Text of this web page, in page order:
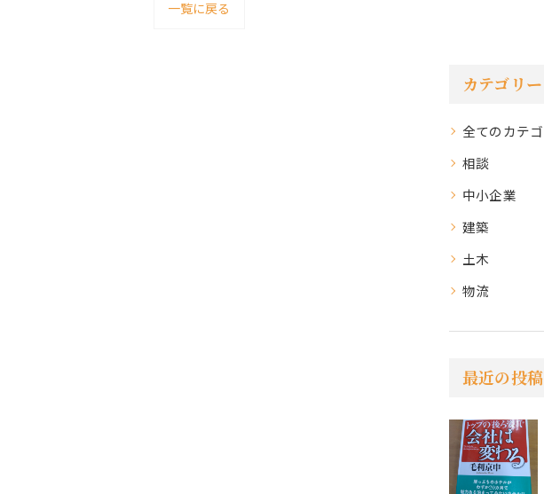
一覧に戻る
カテゴリー
全てのカテ
相談
中小企業
建築
土木
物流
最近の投稿